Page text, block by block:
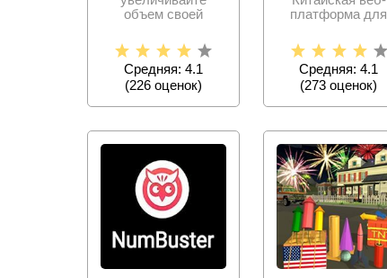
объем своей
всю необходимую
информацию и
Средняя: 4.1
(226оценок)
платформа для
публикации
коротких
видеороликов
Средняя: 4.1
(273 оценок)